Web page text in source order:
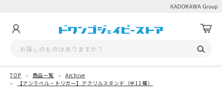
TOP 商品一覧
Archive
【アンラベル・トリガー】アクリルスタンド（全11種）